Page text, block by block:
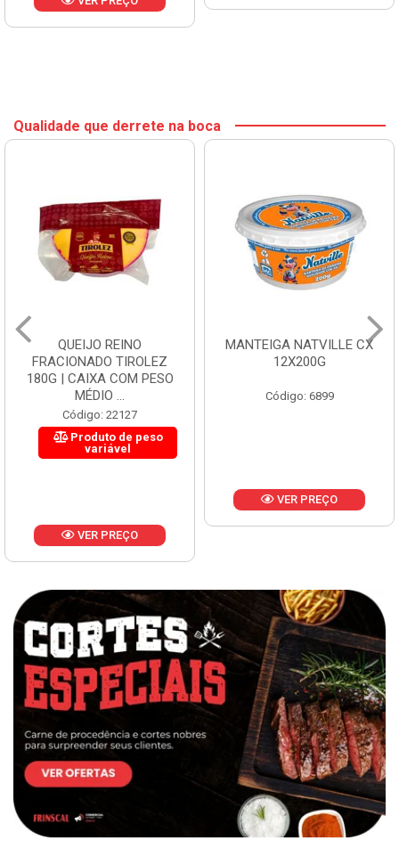
Qualidade que derrete na boca
QUEIJO REINO
FRACIONADO TIROLEZ
180G | CAIXA COM PESO
MÉDIO ...
Código: 22127
Produto de peso
variável
VER PREÇO
MANTEIGA NATVILLE CX
12X200G
Código: 6899
VER PREÇO